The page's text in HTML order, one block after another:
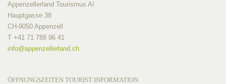
Appenzellerland Tourismus AI
Hauptgasse 38
CH-9050 Appenzell
T +41 71 788 96 41
info@appenzellerland.ch
ÖFFNUNGSZEITEN TOURIST INFORMATION